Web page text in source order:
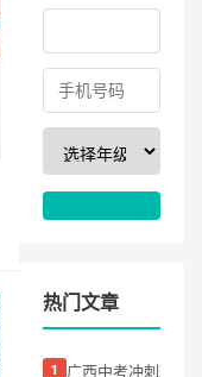
热门文章
广西中考冲刺班怎